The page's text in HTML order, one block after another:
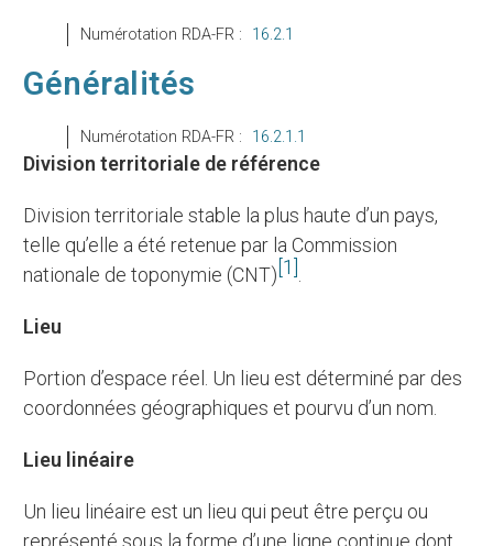
Numérotation RDA-FR : 16.2.1
Généralités
Numérotation RDA-FR : 16.2.1.1
Division territoriale de référence
Division territoriale stable la plus haute d’un pays,
telle qu’elle a été retenue par la Commission
nationale de toponymie (CNT) [1]
Lieu
Portion d’espace réel. Un lieu est déterminé par des
coordonnées géographiques et pourvu d’un nom.
Lieu linéaire
Un lieu linéaire est un lieu qui peut être perçu ou
représenté sous la forme d’une ligne continue dont